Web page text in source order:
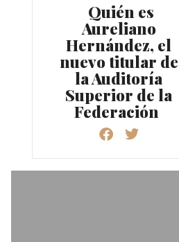
Quién es
Aureliano
Hernández, el
nuevo titular de
la Auditoría
Superior de la
Federación